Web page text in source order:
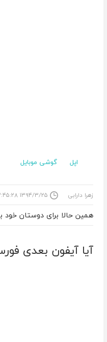
اپل گوشی موبایل
زهرا دارابی ۱۳۹۴/۳/۲۵ ۲۳:۴۵:۲۸
همین حالا برای دوستان خود
آیا آیفون بعدی